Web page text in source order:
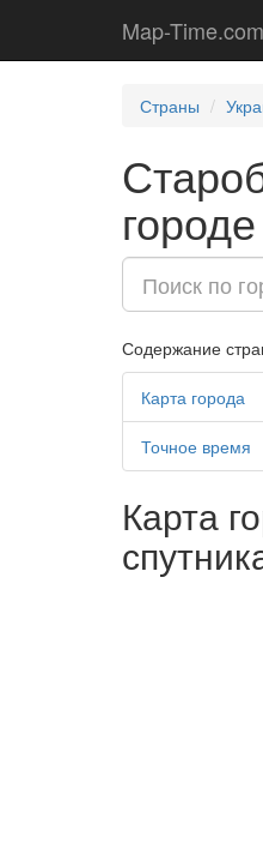
Map-Time.com
Страны
городе
Содержание
Карта города
Точное время
Карта